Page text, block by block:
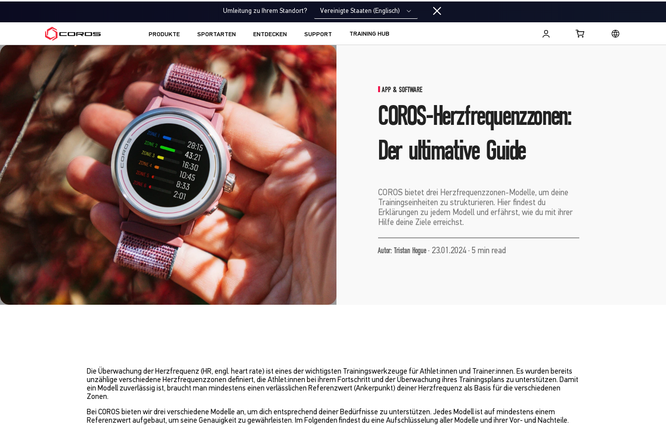
Umleitung zu Ihrem Standort? Vereinigte Staaten (Englisch)
COROS DE
PRODUKTE SPORTARTEN ENTDECKEN SUPPORT TRAINING HUB
APP & SOFTWARE
COROS-Herzfrequenzzonen:
Der ultimative Guide
COROS bietet drei Herzfrequenzzonen-Modelle, um deine
Trainingseinheiten zu strukturieren. Hier findest du
Erklärungen zu jedem Modell und erfährst, wie du mit ihrer
Hilfe deine Ziele erreichst.
Autor: Tristan Hogue· 23.01.2024 · 5 min read
Die Überwachung der Herzfrequenz (HR, engl. heart rate) ist eines der wichtigsten Trainingswerkzeuge für Athlet:innen und Trainer:innen. Es wurden bereits
unzählige verschiedene Herzfrequenzzonen definiert, die Athlet:innen bei ihrem Fortschritt und der Überwachung ihres Trainingsplans zu unterstützen. Damit
ein Modell zuverlässig ist, braucht man mindestens einen verlässlichen Referenzwert (Ankerpunkt) deiner Herzfrequenz als Basis für die verschiedenen
Zonen.
Bei COROS bieten wir drei verschiedene Modelle an, um dich entsprechend deiner Bedürfnisse zu unterstützen. Jedes Modell ist auf mindestens einem
Referenzwert aufgebaut, um seine Genauigkeit zu gewährleisten. Im Folgenden findest du eine Aufschlüsselung aller Modelle und ihrer Vor- und Nachteile.